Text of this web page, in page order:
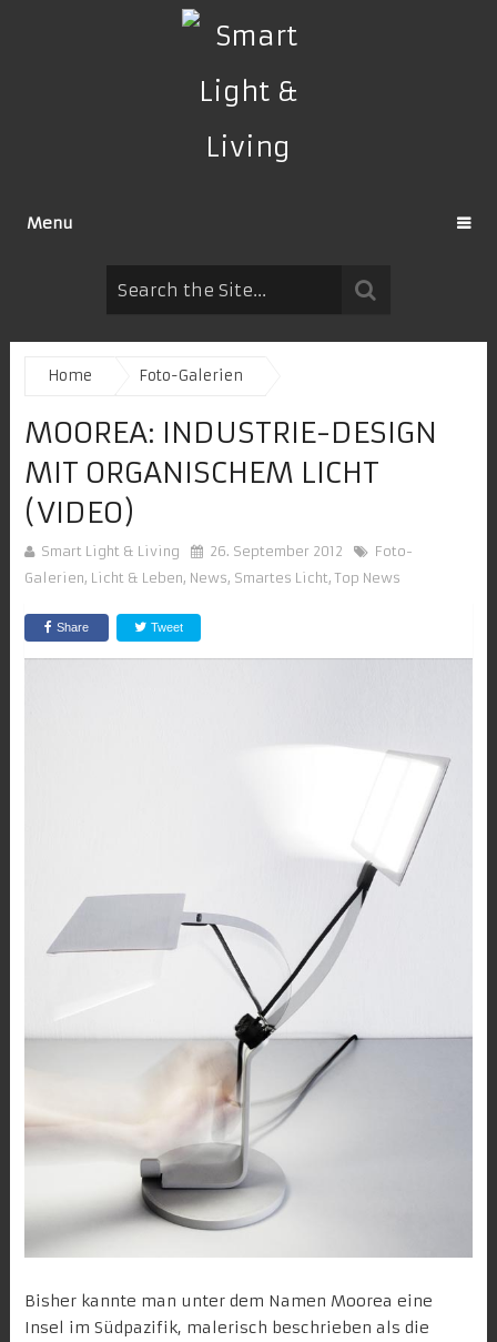
Menu
Home Foto-Galerien
MOOREA: INDUSTRIE-DESIGN
MIT ORGANISCHEM LICHT
(VIDEO)
Smart Light & Living 26. September 2012
Foto-
Galerien, Licht & Leben, News, Smartes Licht,Top News
Share Tweet
Bisher kannte man unter dem Namen Moorea eine
Insel im Südpazifik, malerisch beschrieben als die